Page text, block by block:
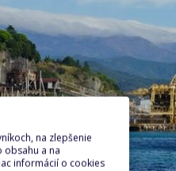
na zlepšenie
obsahu a na
informácií o cookies